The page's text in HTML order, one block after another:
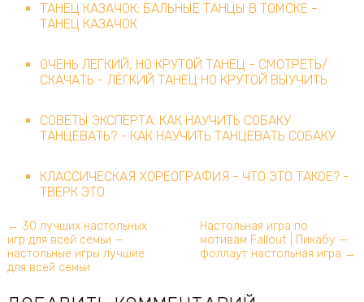
ТАНЕЦ КАЗАЧОК; БАЛЬНЫЕ ТАНЦЫ В ТОМСКЕ -
ТАНЕЦ КАЗАЧОК
ОЧЕНЬ ЛЕГКИЙ, НО КРУТОЙ ТАНЕЦ - СМОТРЕТЬ/
СКАЧАТЬ - ЛЁГКИЙ ТАНЕЦ НО КРУТОЙ ВЫУЧИТЬ
СОВЕТЫ ЭКСПЕРТА: КАК НАУЧИТЬ СОБАКУ
ТАНЦЕВАТЬ? - КАК НАУЧИТЬ ТАНЦЕВАТЬ СОБАКУ
КЛАССИЧЕСКАЯ ХОРЕОГРАФИЯ - ЧТО ЭТО ТАКОЕ? -
ТВЕРК ЭТО
← 30 лучших настольных
игр для всей семьи —
настольные игры лучшие
для всей семьи
Настольная игра по
мотивам Fallout | Пикабу —
фоллаут настольная игра →